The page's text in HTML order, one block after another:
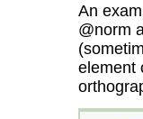
An
norm
element